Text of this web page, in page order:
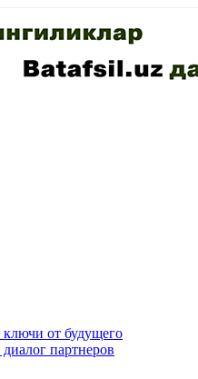
от будущего
партнеров